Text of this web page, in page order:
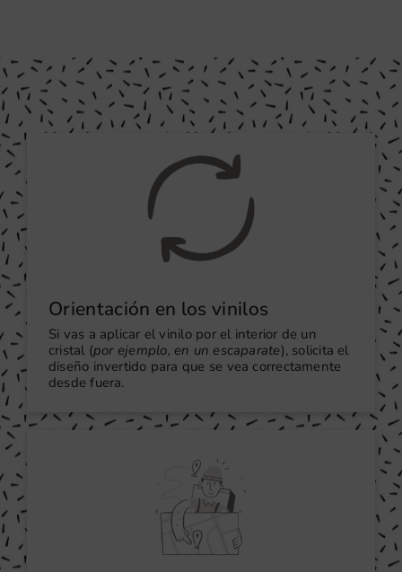
Orientación en los vinilos
Si vas a aplicar el vinilo por el interior de un
cristal (por ejemplo, en un escaparate), solicita el
diseño invertido para que se vea correctamente
desde fuera.